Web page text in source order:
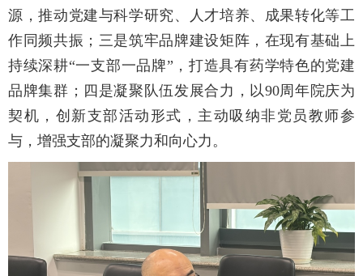
源，推动党建与科学研究、人才培养、成果转化等工
作同频共振；三是筑牢品牌建设矩阵，在现有基础上
持续深耕“一支部一品牌”，打造具有药学特色的党建
品牌集群；四是凝聚队伍发展合力，以90周年院庆为
契机，创新支部活动形式，主动吸纳非党员教师参
与，增强支部的凝聚力和向心力。